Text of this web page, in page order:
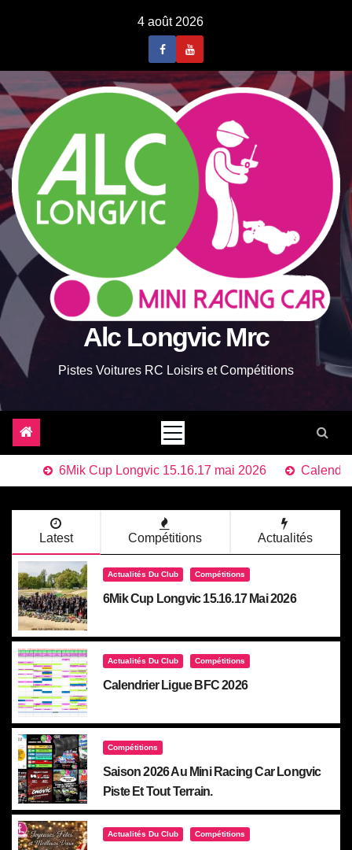
4 août 2026
Alc Longvic Mrc
Pistes Voitures RC Loisirs et Compétitions
6Mik Cup Longvic 15.16.17 mai 2026
Latest Compétitions Actualités
Actualités Du Club Compétitions
6Mik Cup Longvic 15.16.17 Mai 2026
Actualités Du Club Compétitions
Calendrier Ligue BFC 2026
Compétitions
Saison 2026 Au Mini Racing Car Longvic
Piste Et Tout Terrain.
Actualités Du Club Compétitions